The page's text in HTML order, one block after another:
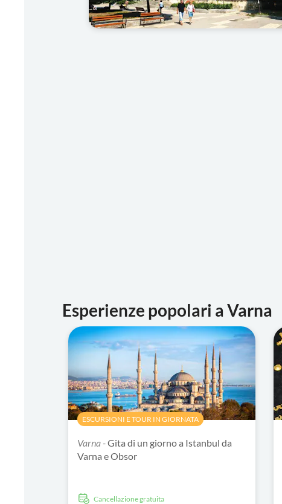
Esperienze popolari a Varna
ESCURSIONI E TOUR IN GIORNATA
Varna -Gita di un giorno a Istanbul da
Varna e Obsor
Cancellazione gratuita